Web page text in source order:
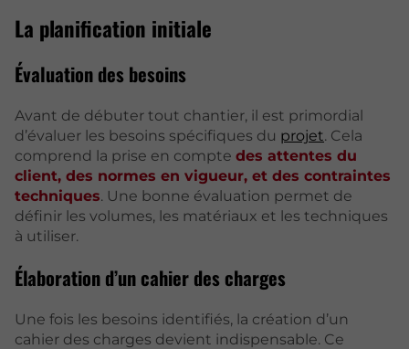
La planification initiale
Évaluation des besoins
Avant de débuter tout chantier, il est primordial
d’évaluer les besoins spécifiques du projet. Cela
comprend la prise en compte des attentes du
client, des normes en vigueur, et des contraintes
techniques. Une bonne évaluation permet de
définir les volumes, les matériaux et les techniques
à utiliser.
Élaboration d’un cahier des charges
Une fois les besoins identifiés, la création d’un
cahier des charges devient indispensable. Ce